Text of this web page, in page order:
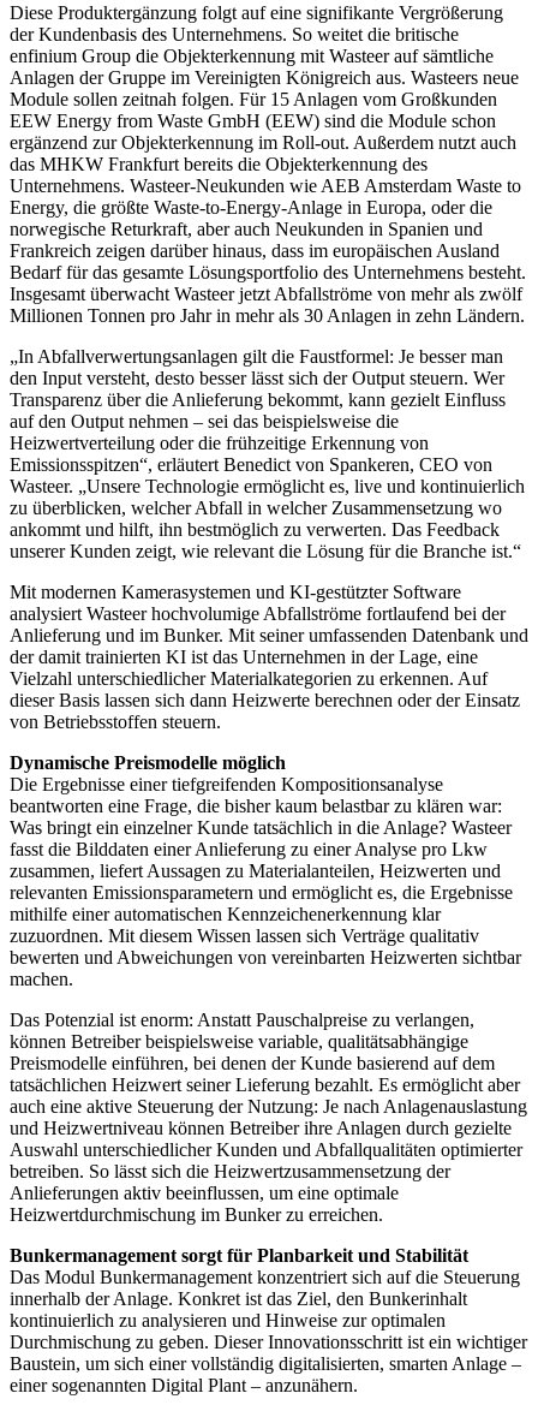
Diese Produktergänzung folgt auf eine signifikante Vergrößerung
der Kundenbasis des Unternehmens. So weitet die britische
enfinium Group die Objekterkennung mit Wasteer auf sämtliche
Anlagen der Gruppe im Vereinigten Königreich aus. Wasteers neue
Module sollen zeitnah folgen. Für 15 Anlagen vom Großkunden
EEW Energy from Waste GmbH (EEW) sind die Module schon
ergänzend zur Objekterkennung im Roll-out. Außerdem nutzt auch
das MHKW Frankfurt bereits die Objekterkennung des
Unternehmens. Wasteer-Neukunden wie AEB Amsterdam Waste to
Energy, die größte Waste-to-Energy-Anlage in Europa, oder die
norwegische Returkraft, aber auch Neukunden in Spanien und
Frankreich zeigen darüber hinaus, dass im europä­ischen Ausland
Bedarf für das gesamte Lösungsportfolio des Unternehmens besteht.
Insgesamt überwacht Wasteer jetzt Abfallströme von mehr als zwölf
Millionen Tonnen pro Jahr in mehr als 30 Anlagen in zehn Ländern.
„In Abfallverwertungsanlagen gilt die Faustformel: Je besser man
den Input versteht, desto besser lässt sich der Output steuern. Wer
Transparenz über die Anlieferung bekommt, kann gezielt Einfluss
auf den Output nehmen – sei das beispielsweise die
Heizwertverteilung oder die frühzeitige Erkennung von
Emissionsspitzen“, erläutert Benedict von Spankeren, CEO von
Wasteer. „Unsere Technologie ermöglicht es, live und kontinuierlich
zu überblicken, welcher Abfall in welcher Zusammensetzung wo
ankommt und hilft, ihn bestmöglich zu verwerten. Das Feedback
unserer Kunden zeigt, wie relevant die Lösung für die Branche ist.“
Mit modernen Kamerasystemen und KI-gestützter Software
analysiert Wasteer hochvolumige Abfallströme fortlaufend bei der
Anlieferung und im Bunker. Mit seiner umfassenden Datenbank und
der damit trainierten KI ist das Unternehmen in der Lage, eine
Vielzahl unterschiedlicher Materialkategorien zu erkennen. Auf
dieser Basis lassen sich dann Heizwerte berechnen oder der Einsatz
von Betriebsstoffen steuern.
Dynamische Preismodelle möglich
Die Ergebnisse einer tiefgreifenden Kompositionsanalyse
beantworten eine Frage, die bisher kaum belastbar zu klären war:
Was bringt ein einzelner Kunde tatsächlich in die Anlage? Wasteer
fasst die Bilddaten einer Anlieferung zu einer Analyse pro Lkw
zusammen, liefert Aussagen zu Materialanteilen, Heizwerten und
relevanten Emissionsparametern und ermöglicht es, die Ergebnisse
mithilfe einer automatischen Kennzeichenerkennung klar
zuzuordnen. Mit diesem Wissen lassen sich Verträge qualitativ
bewerten und Abweichungen von vereinbarten Heizwerten sichtbar
machen.
Das Potenzial ist enorm: Anstatt Pauschalpreise zu verlangen,
können Betreiber beispielsweise variable, qualitätsabhängige
Preismodelle einführen, bei denen der Kunde basierend auf dem
tatsächlichen Heizwert seiner Lieferung bezahlt. Es ermöglicht aber
auch eine aktive Steuerung der Nutzung: Je nach Anlagenauslastung
und Heizwertniveau können Betreiber ihre Anlagen durch gezielte
Auswahl unterschiedlicher Kunden und Abfallqualitäten optimierter
betreiben. So lässt sich die Heizwertzusammensetzung der
Anlieferungen aktiv beeinflussen, um eine optimale
Heizwertdurchmischung im Bunker zu erreichen.
Bunkermanagement sorgt für Planbarkeit und Stabilität
Das Modul Bunkermanagement konzentriert sich auf die Steuerung
innerhalb der Anlage. Konkret ist das Ziel, den Bunkerinhalt
kontinuierlich zu analysieren und Hinweise zur optimalen
Durchmischung zu geben. Dieser Innovationsschritt ist ein wichtiger
Baustein, um sich einer vollständig digitalisierten, smarten Anlage –
einer sogenannten Digital Plant – anzunähern.